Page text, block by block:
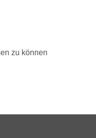
zu können